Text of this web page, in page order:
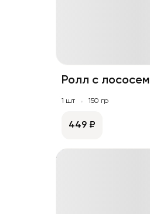
Ролл с лососем
1 шт 150 гр
449 ₽